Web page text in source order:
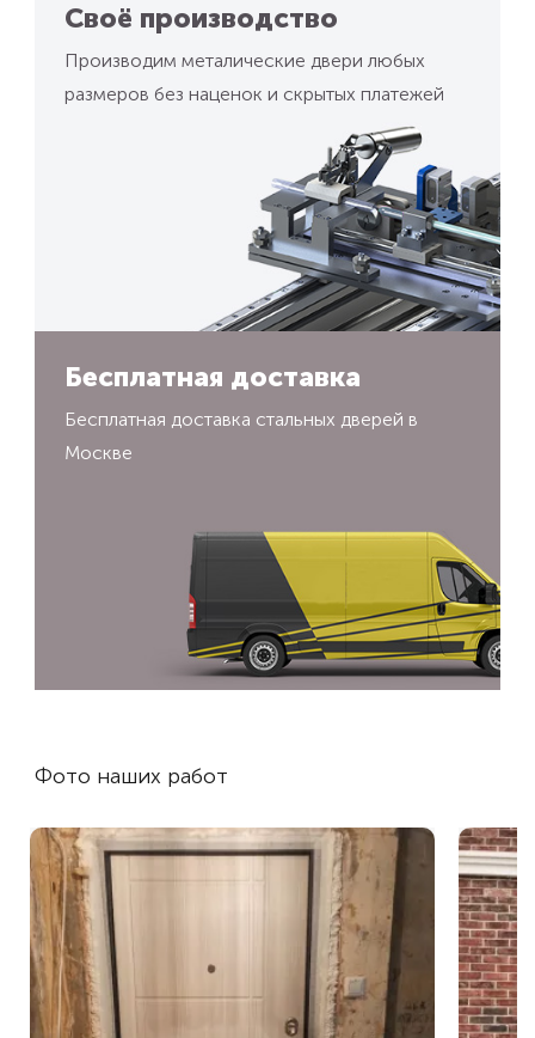
Своё производство
Производим металические двери любых
размеров без наценок и скрытых платежей
Бесплатная доставка
Бесплатная доставка стальных дверей в
Москве
Фото наших работ